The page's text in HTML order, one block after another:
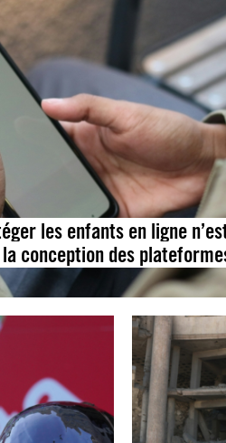
les enfants en ligne
conception des